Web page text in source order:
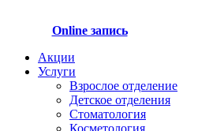
Online запись
Акции
Услуги
Взрослое отделение
Детское отделения
Стоматология
Косметология